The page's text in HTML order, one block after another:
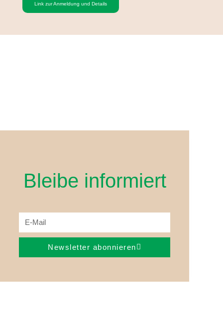
Link zur Anmeldung und Details
Bleibe informiert
Newsletter abonnieren